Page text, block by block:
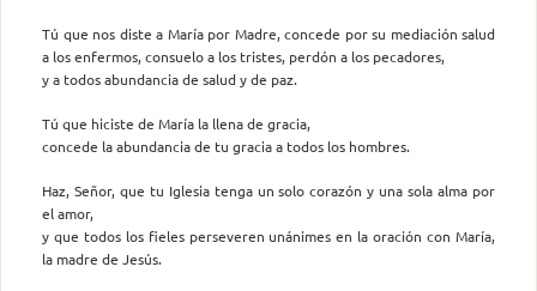
Tú que nos diste a María por Madre, concede por su mediación salud
a los enfermos, consuelo a los tristes, perdón a los pecadores,
y a todos abundancia de salud y de paz.
Tú que hiciste de María la llena de gracia,
concede la abundancia de tu gracia a todos los hombres.
Haz, Señor, que tu Iglesia tenga un solo corazón y una sola alma por
el amor,
y que todos los fieles perseveren unánimes en la oración con María,
la madre de Jesús.